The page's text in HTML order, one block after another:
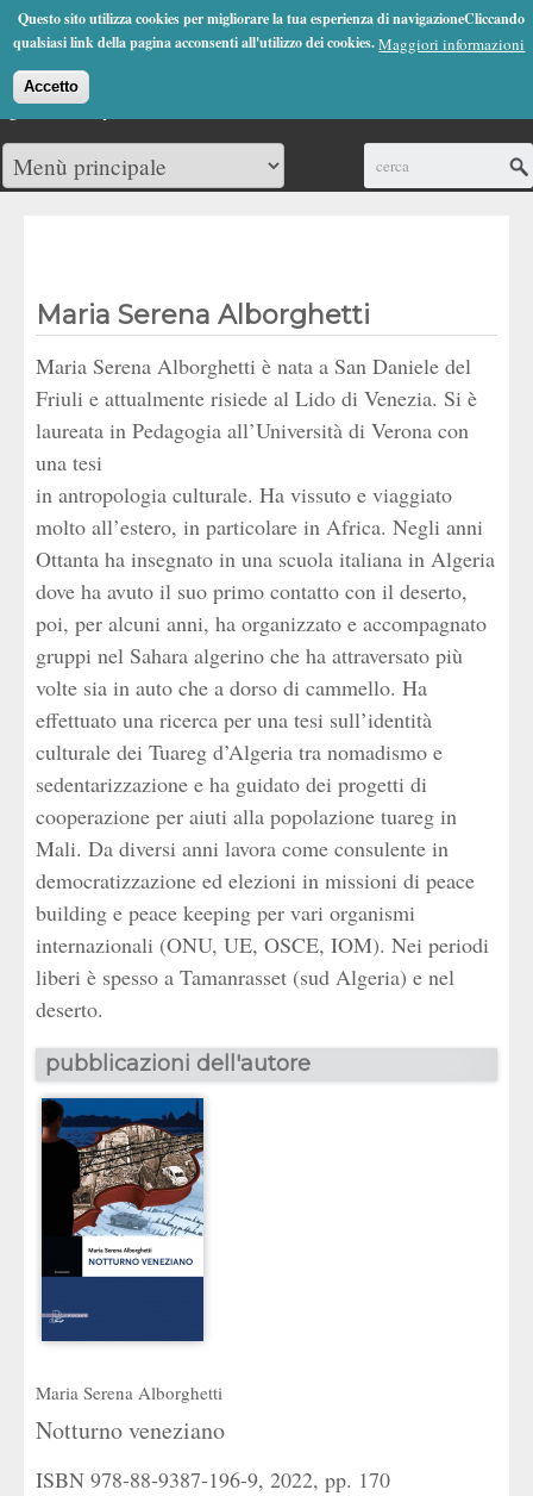
Questo sito utilizza cookies per migliorare la tua esperienza di navigazioneCliccando
qualsiasi link della pagina acconsenti all'utilizzo dei cookies.Maggiori informazioni
Accetto
Jump to Navigation
(0)
Maria Serena Alborghetti
Maria Serena Alborghetti è nata a San Daniele del
Friuli e attualmente risiede al Lido di Venezia. Si è
laureata in Pedagogia all’Università di Verona con
una tesi
in antropologia culturale. Ha vissuto e viaggiato
molto all’estero, in particolare in Africa. Negli anni
Ottanta ha insegnato in una scuola italiana in Algeria
dove ha avuto il suo primo contatto con il deserto,
poi, per alcuni anni, ha organizzato e accompagnato
gruppi nel Sahara algerino che ha attraversato più
volte sia in auto che a dorso di cammello. Ha
effettuato una ricerca per una tesi sull’identità
culturale dei Tuareg d’Algeria tra nomadismo e
sedentarizzazione e ha guidato dei progetti di
cooperazione per aiuti alla popolazione tuareg in
Mali. Da diversi anni lavora come consulente in
democratizzazione ed elezioni in missioni di peace
building e peace keeping per vari organismi
internazionali (ONU, UE, OSCE, IOM). Nei periodi
liberi è spesso a Tamanrasset (sud Algeria) e nel
deserto.
pubblicazioni dell'autore
Maria Serena Alborghetti
Notturno veneziano
ISBN 978-88-9387-196-9, 2022, pp. 170